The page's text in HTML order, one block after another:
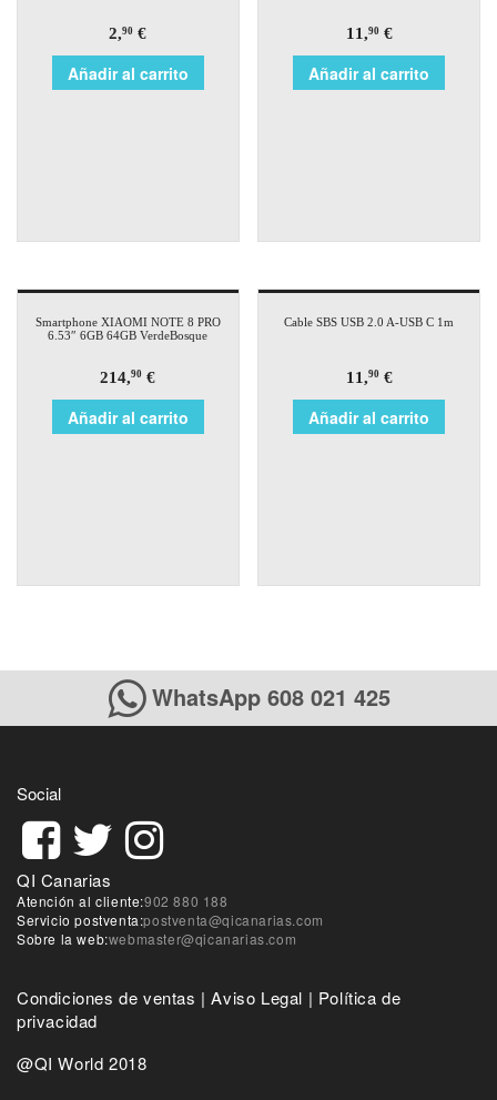
2,90 €
Añadir al carrito
11,90€
Añadir al carrito
Smartphone XIAOMI NOTE 8 PRO
6.53″ 6GB 64GB VerdeBosque
214,90 €
Añadir al carrito
Cable SBS USB 2.0 A-USB C 1m
11,90€
Añadir al carrito
WhatsApp 608 021 425
Social
QI Canarias
Atención al cliente:902 880 188
Servicio postventa:postventa@qicanarias.com
Sobre la web:webmaster@qicanarias.com
Condiciones de ventas |Aviso Legal | Política de
privacidad
@QI World 2018